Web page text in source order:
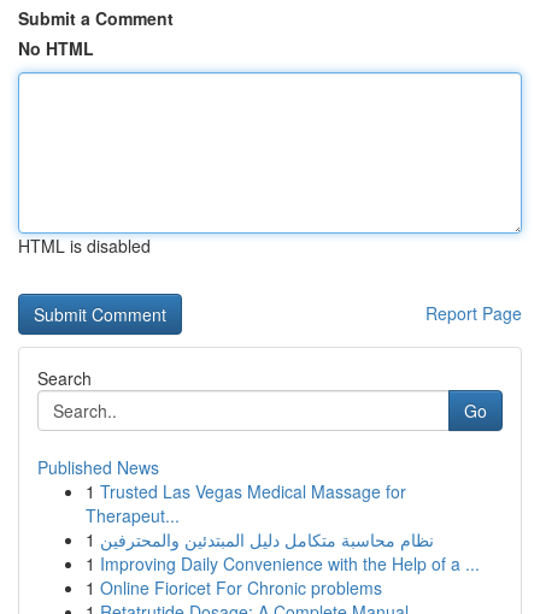
Submit a Comment
No HTML
HTML is disabled
Report Page
Search
Go
Published News
1 Trusted Las Vegas Medical Massage for
Therapeut...
1 نظام محاسبة متكامل دليل المبتدئين والمحترفين
1 Improving Daily Convenience with the Help of a ...
1 Online Fioricet For Chronic problems